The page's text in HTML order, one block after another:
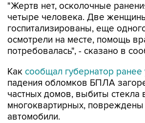
"Жертв нет, осколочные
четыре человека. Две
госпитализированы, еще
осмотрели на месте, помощь
потребовалась", - сказано в
Как сообщал губернатор ранее
падения обломков БПЛА
частных домов, выбиты стекла
многоквартирных,
автомобили.